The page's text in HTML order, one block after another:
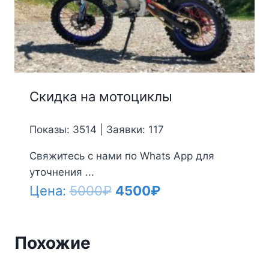
Скидка на мотоциклы
Показы: 3514 | Заявки: 117
Свяжитесь с нами по Whats App для
уточнения ...
Цена:5000₽ Первоначальная
4500₽Текущая
Похожие